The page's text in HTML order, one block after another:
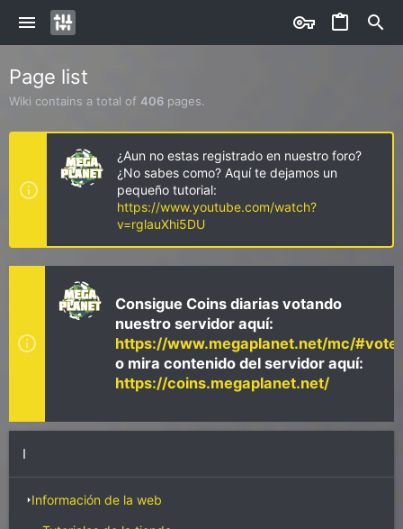
Page list
Wiki contains a total of 406 pages.
¿Aun no estas registrado en nuestro foro?
¿No sabes como? Aquí te dejamos un
pequeño tutorial:
https://www.youtube.com/watch?
v=rglauXhi5DU
Consigue Coins diarias votando
nuestro servidor aquí:
https://www.megaplanet.net/mc/#vote
o mira contenido del servidor aquí:
https://coins.megaplanet.net/
I
Información de la web